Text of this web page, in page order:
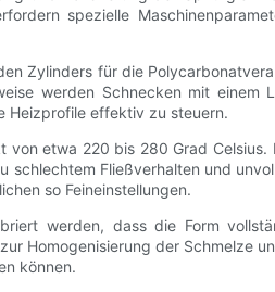
spezielle
Zylinders für die
werden Schnecken mit einem
Heizprofile effektiv zu steuern.
etwa 220 bis 280 Grad
Fließverhalten und
so Feineinstellungen.
werden, dass die Form
Homogenisierung der Schmelze
können.